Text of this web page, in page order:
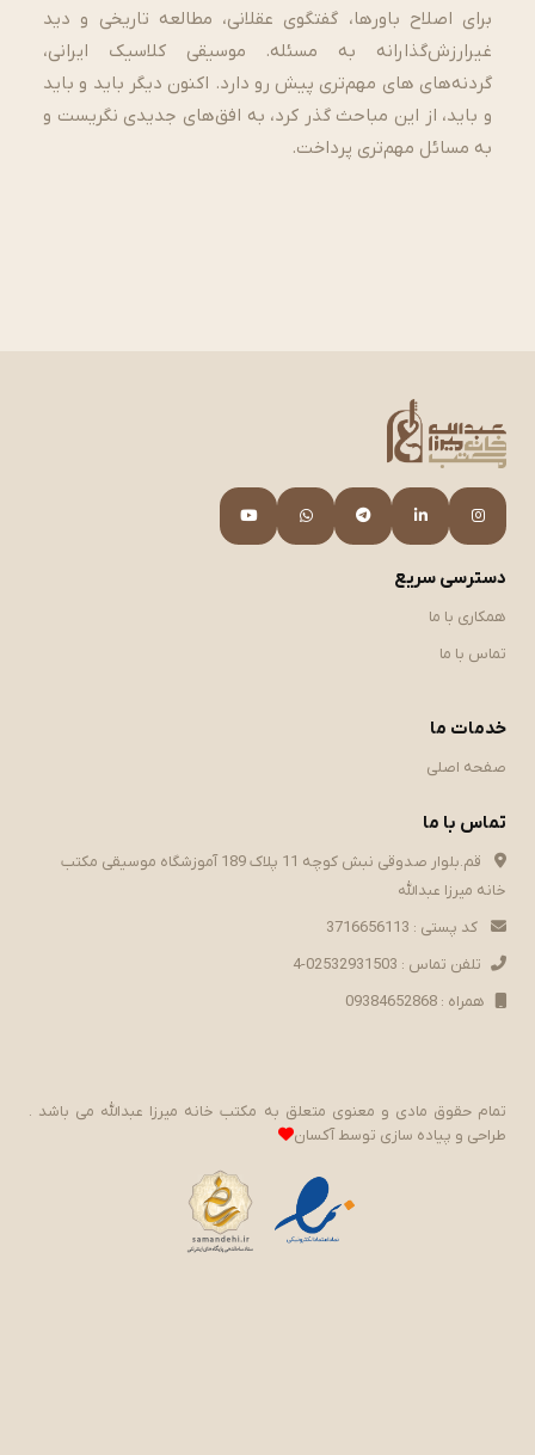
برای اصلاح باورها، گفتگوی عقلانی، مطالعه تاریخی و دید
غیرارزش­‌گذارانه به مسئله. موسیقی کلاسیک ایرانی،
گردنه‌های های مهم­‌تری پیش رو دارد. اکنون دیگر باید و باید
و باید، از این مباحث گذر کرد، به افق­‌های جدیدی نگریست و
به مسائل مهم‌تری پرداخت.
دسترسی سریع
همکاری با ما
تماس با ما
خدمات ما
صفحه اصلی
تماس با ما
قم.بلوار صدوقی نبش کوچه 11 پلاک 189 آموزشگاه موسیقی مکتب
خانه میرزا عبدالله
کد پستی : 3716656113
تلفن تماس : 02532931503-4
همراه : 09384652868
تمام حقوق مادی و معنوی متعلق به مکتب خانه میرزا عبدالله می باشد .
طراحی و پیاده سازی توسطآکسان